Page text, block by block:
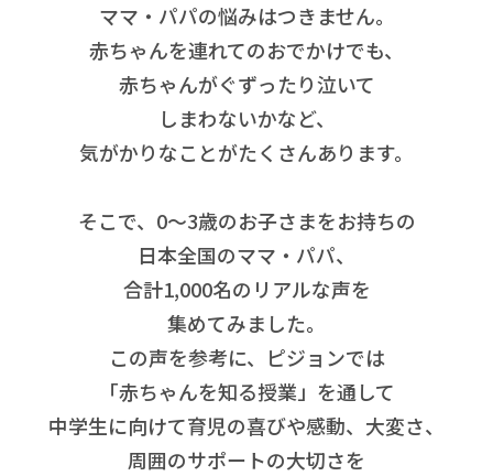
ママ・パパの悩みはつきません。
赤ちゃんを連れてのおでかけでも、
赤ちゃんがぐずったり泣いて
しまわないかなど、
気がかりなことがたくさんあります。
そこで、0～3歳のお子さまをお持ちの
日本全国のママ・パパ、
合計1,000名のリアルな声を
集めてみました。
この声を参考に、ピジョンでは
「赤ちゃんを知る授業」を通して
中学生に向けて育児の喜びや感動、大変さ、
周囲のサポートの大切さを